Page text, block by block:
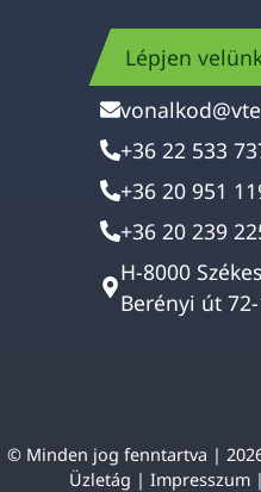
Lépjen
+36 22 533
+36 20 951
+36 20 239
H-8000
Berényi út
© Minden jog fenntartva |
Üzletág | Impresszum |